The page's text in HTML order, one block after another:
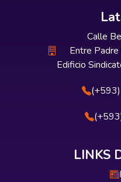
Calle
Entre Padre
Edificio
LINKS